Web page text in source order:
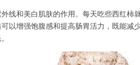
线和美白肌肤的作用。每天吃些西红柿
以增强饱腹感和提高肠胃活力，既能减